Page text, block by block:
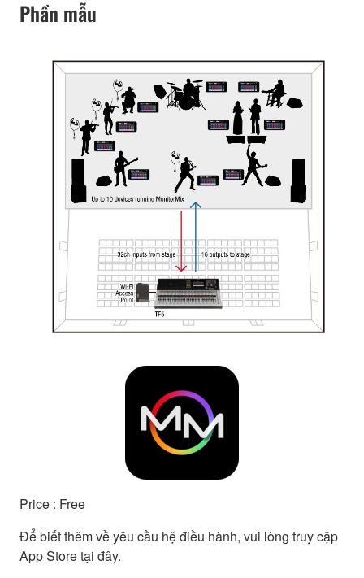
Phần mẫu
Price : Free
Để biết thêm về yêu cầu hệ điều hành, vui lòng truy cập
App Store tại đây.